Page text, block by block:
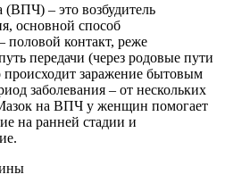
– это возбудитель
основной способ
половой контакт, реже
передачи (через родовые пути
происходит заражение бытовым
заболевания – от нескольких
на ВПЧ у женщин помогает
на ранней стадии и